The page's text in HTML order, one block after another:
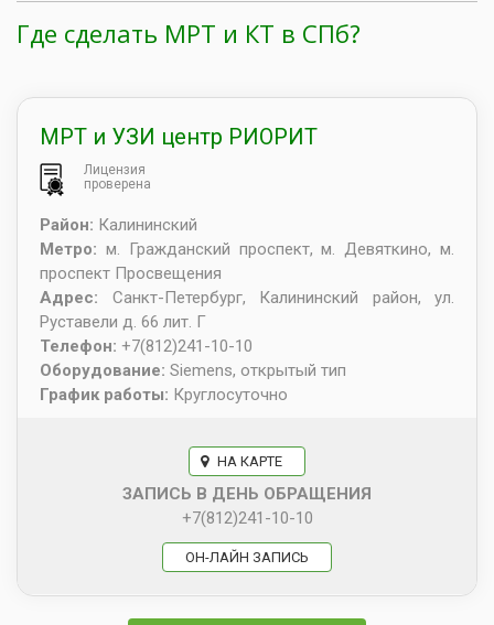
Где сделать МРТ и КТ в СПб?
МРТ и УЗИ центр РИОРИТ
Лицензия
проверена
Район: Калининский
Метро: м. Гражданский проспект, м. Девяткино, м.
проспект Просвещения
Адрес: Санкт-Петербург, Калининский район, ул.
Руставели д. 66 лит. Г
Телефон: +7(812)241-10-10
Оборудование: Siemens, открытый тип
График работы: Круглосуточно
НА КАРТЕ
ЗАПИСЬ В ДЕНЬ ОБРАЩЕНИЯ
+7(812)241-10-10
ОН-ЛАЙН ЗАПИСЬ